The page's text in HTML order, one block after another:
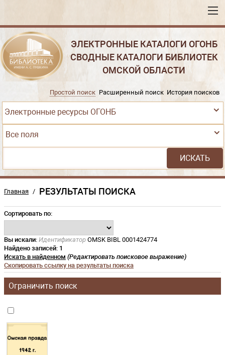
ЭЛЕКТРОННЫЕ КАТАЛОГИ ОГОНБ
СВОДНЫЕ КАТАЛОГИ БИБЛИОТЕК
ОМСКОЙ ОБЛАСТИ
Электронные ресурсы ОГОНБ
Простой поиск Расширенный поиск История поисков
Все поля
Главная / РЕЗУЛЬТАТЫ ПОИСКА
Сортировать по:
Вы искали: Идентификатор OMSK BIBL 0001424774
Найдено записей: 1
Искать в найденном (Редактировать поисковое выражение)
Скопировать ссылку на результаты поиска
Ограничить поиск